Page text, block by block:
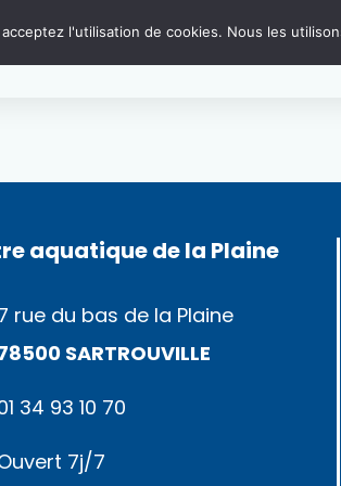
la douche.
aquatique de la Plaine
rue du bas de la Plaine
SARTROUVILLE
34 93 10 70
7j/7
l'utilisation de cookies. Nous les